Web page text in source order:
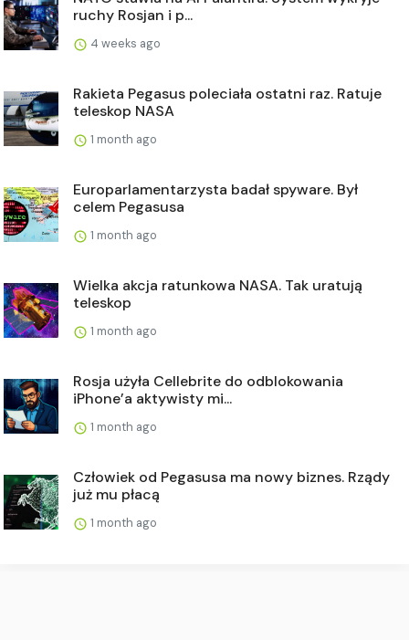
ruchy Rosjan i p...
4 weeks ago
Rakieta Pegasus poleciała ostatni raz. Ratuje
teleskop NASA
1 month ago
Europarlamentarzysta badał spyware. Był
celem Pegasusa
1 month ago
Wielka akcja ratunkowa NASA. Tak uratują
teleskop
1 month ago
Rosja użyła Cellebrite do odblokowania
iPhone’a aktywisty mi...
1 month ago
Człowiek od Pegasusa ma nowy biznes. Rządy
już mu płacą
1 month ago